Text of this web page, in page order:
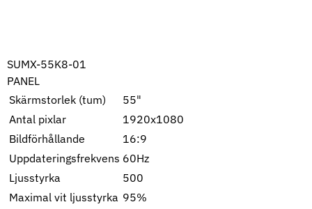
SUMX-55K8-01
PANEL
Skärmstorlek (tum)
55"
Antal pixlar
1920x1080
Bildförhållande
16:9
Uppdateringsfrekvens 60Hz
Ljusstyrka
500
Maximal vit ljusstyrka 95%